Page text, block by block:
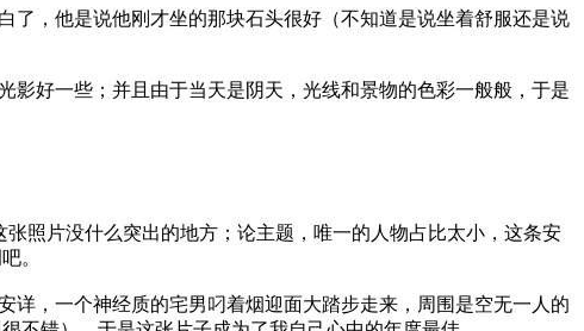
了，他是说他刚才坐的那块石头很好（不知道是说坐着舒服还是说
好一些；并且由于当天是阴天，光线和景物的色彩一般般，于是
照片没什么突出的地方；论主题，唯一的人物占比太小，这条安
。
，一个神经质的宅男叼着烟迎面大踏步走来，周围是空无一人的